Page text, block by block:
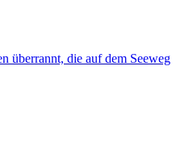
überrannt, die auf dem Seeweg